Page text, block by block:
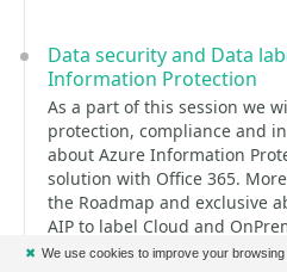
Data security and Data
Information Protection
As a part of this session we
protection, compliance and
about Azure Information
solution with Office 365.
the Roadmap and exclusive
AIP to label Cloud and
✖ We use cookies to improve your browsing